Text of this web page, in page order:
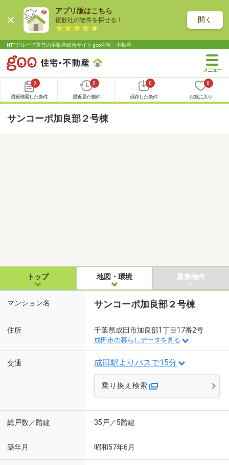
アプリ版はこちら
複数社の物件を探せる！ 開く
NTTグループ運営の不動産総合サイト goo住宅・不動産
0
最近検索した条件
0
最近見た物件
0
保存した条件
0
お気に入り
サンコーポ加良部２号棟
トップ 地図・環境 募集物件
マンション名 サンコーポ加良部２号棟
住所 千葉県成田市加良部1丁目17番2号
成田市の暮らしデータを見る
交通 成田駅よりバスで15分
乗り換え検索
総戸数／階建 35戸／5階建
築年月 昭和57年6月